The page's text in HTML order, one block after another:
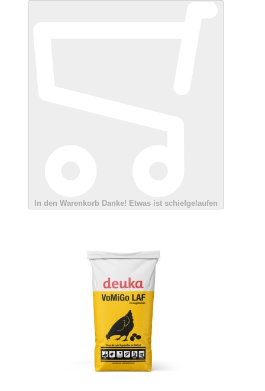
In den Warenkorb Danke! Etwas ist schiefgelaufen